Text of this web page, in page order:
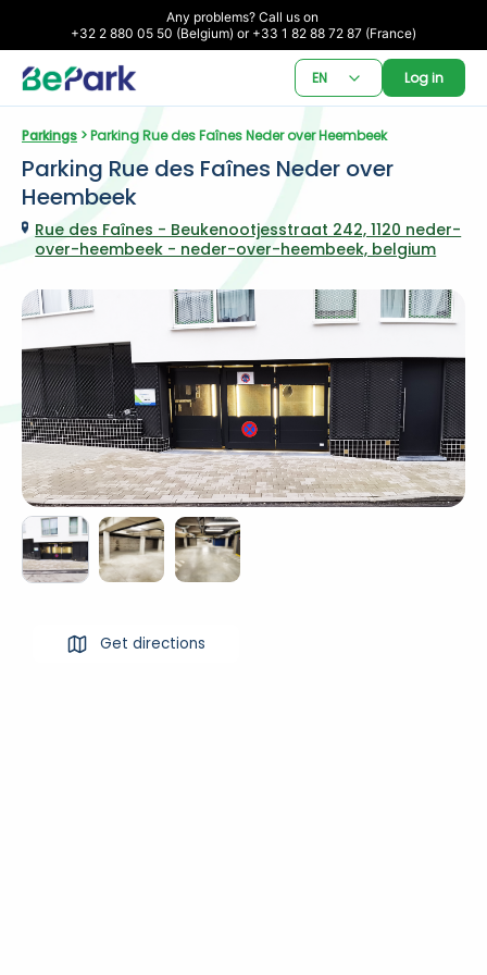
Any problems? Call us on
+32 2 880 05 50 (Belgium) or +33 1 82 88 72 87 (France)
EN Log in
Parkings > Parking Rue des Faînes Neder over Heembeek
Parking Rue des Faînes Neder over
Heembeek
Rue des Faînes - Beukenootjesstraat 242, 1120 neder-
over-heembeek - neder-over-heembeek, belgium
Get directions